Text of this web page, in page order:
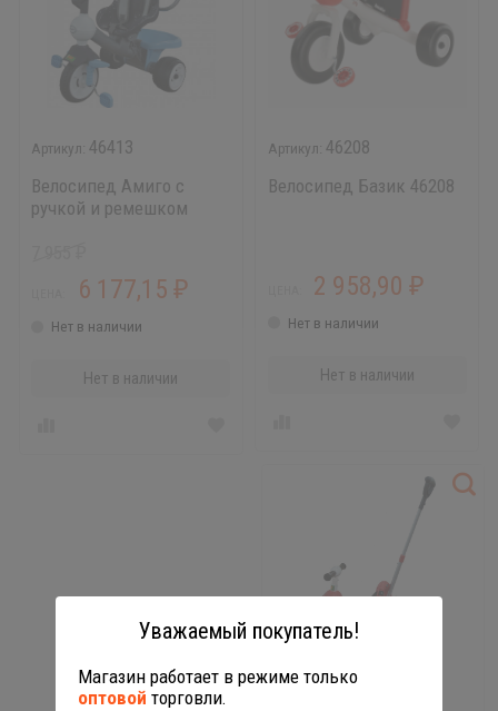
46413
Велосипед Амиго с
ручкой и ремешком
6 177,15 ₽
Нет в наличии
Нет в наличии
46208
Велосипед Базик 46208
2 958,90₽
Нет в наличии
Нет в наличии
Уважаемый покупатель!
Магазин работает в режиме только
оптовой торговли.